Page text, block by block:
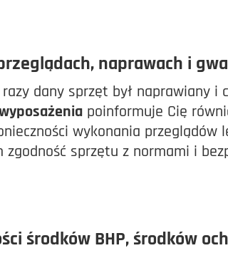
naprawach i
dany sprzęt był naprawiany
poinformuje Cię
wykonania
sprzętu z normami i
środków BHP, środków